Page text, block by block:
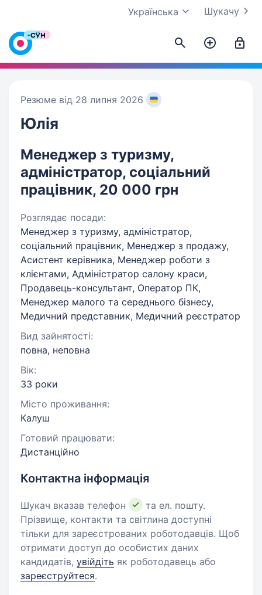
Шукачу
Українська
Резюме від 28 липня 2026
Юлія
Менеджер з туризму,
адміністратор, соціальний
працівник, 20 000 грн
Розглядає посади:
Менеджер з туризму, адміністратор,
соціальний працівник, Менеджер з продажу,
Асистент керівника, Менеджер роботи з
клієнтами, Адміністратор салону краси,
Продавець-консультант, Оператор ПК,
Менеджер малого та середнього бізнесу,
Медичний представник, Медичний реєстратор
Вид зайнятості:
повна, неповна
Вік:
33 роки
Місто проживання:
Калуш
Готовий працювати:
Дистанційно
Контактна інформація
Шукач вказав телефон
та ел. пошту.
Прізвище, контакти та світлина доступні
тільки для зареєстрованих роботодавців. Щоб
отримати доступ до особистих даних
кандидатів, увійдіть як роботодавець або
зареєструйтеся.